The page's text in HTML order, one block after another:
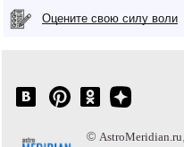
Оцените свою силу воли
© AstroMeridian.ru